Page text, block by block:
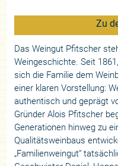
Zu
Das Weingut Pfitscher
Weingeschichte. Seit
sich die Familie dem
einer klaren Vorstellung:
authentisch und geprägt
Gründer Alois Pfitscher
Generationen hinweg zu
Qualitätsweinbaus
„Familienweingut“